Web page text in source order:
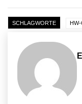
SCHLAGWORTE